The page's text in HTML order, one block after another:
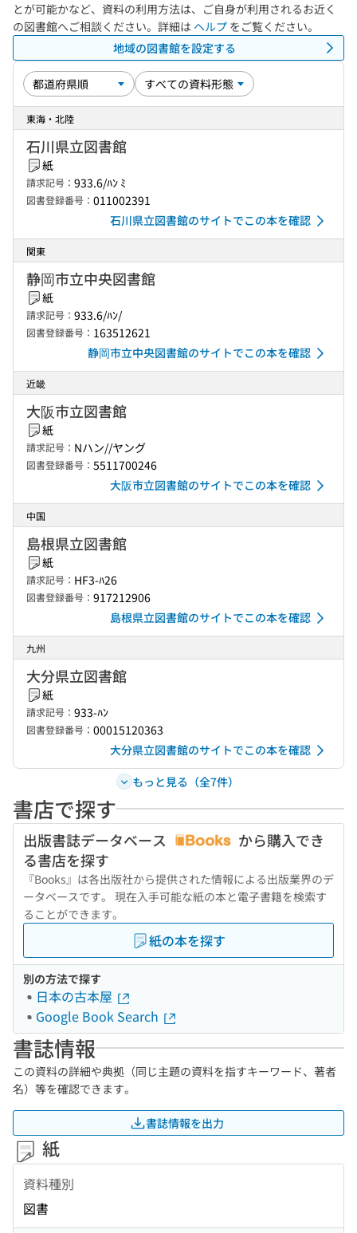
とが可能かなど、資料の利用方法は、ご自身が利用されるお近く
の図書館へご相談ください。詳細は ヘルプ をご覧ください。
地域の図書館を設定する
東海・北陸
石川県立図書館
紙
請求記号： 933.6/ﾊﾝ ﾐ
図書登録番号： 011002391
石川県立図書館のサイトでこの本を確認
関東
静岡市立中央図書館
紙
請求記号： 933.6/ﾊﾝ/
図書登録番号： 163512621
静岡市立中央図書館のサイトでこの本を確認
近畿
大阪市立図書館
紙
請求記号： Nハン//ヤング
図書登録番号： 5511700246
大阪市立図書館のサイトでこの本を確認
中国
島根県立図書館
紙
請求記号： HF3-ﾊ26
図書登録番号： 917212906
島根県立図書館のサイトでこの本を確認
九州
大分県立図書館
紙
請求記号： 933-ﾊﾝ
図書登録番号： 00015120363
大分県立図書館のサイトでこの本を確認
もっと見る（全7件）
書店で探す
出版書誌データベース
から購入でき
る書店を探す
『Books』は各出版社から提供された情報による出版業界のデ
ータベースです。 現在入手可能な紙の本と電子書籍を検索す
ることができます。
紙の本を探す
別の方法で探す
日本の古本屋
Google Book Search
書誌情報
この資料の詳細や典拠（同じ主題の資料を指すキーワード、著者
名）等を確認できます。
書誌情報を出力
紙
資料種別
図書